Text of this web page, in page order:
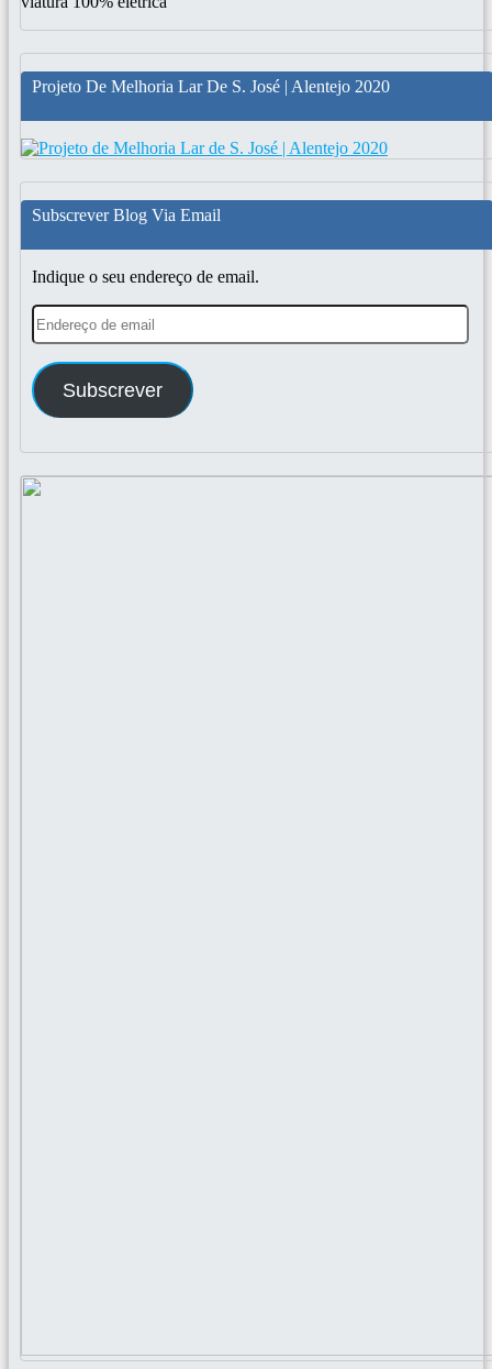
Projeto De Melhoria Lar De S. José | Alentejo 2020
Subscrever Blog Via Email
Indique o seu endereço de email.
Endereço
de
Subscrever